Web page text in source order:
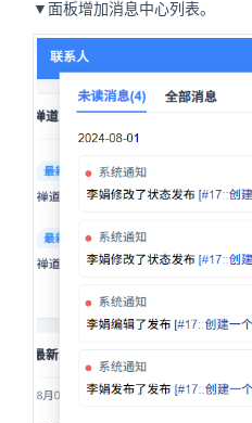
▼面板增加消息中心列表。